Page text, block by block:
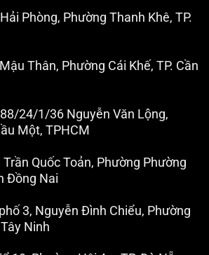
Phòng, Phường Thanh Khê, TP.
Thân, Phường Cái Khế, TP. Cần
24/1/36 Nguyễn Văn Lộng,
Một, TPHCM
Trần Quốc Toản, Phường Phường
Đồng Nai
3, Nguyễn Đình Chiểu, Phường
Ninh